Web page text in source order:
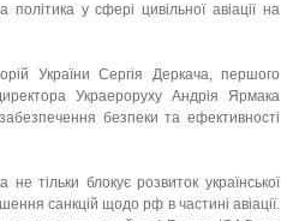
у сфері цивільної авіації на
України Сергія Деркача, першого
Украероруху Андрія Ярмака
безпеки та ефективності
тільки блокує розвиток української
санкцій щодо рф в частині авіації.